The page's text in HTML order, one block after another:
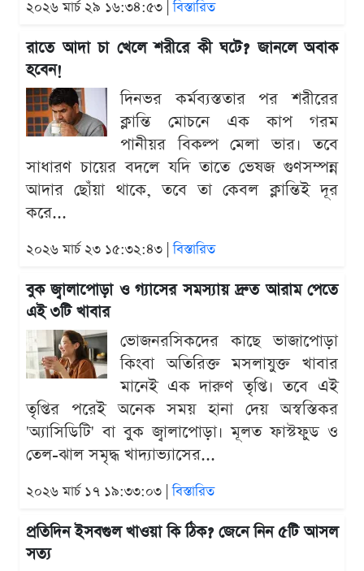
২০২৬ মার্চ ২৯ ১৬:৩৪:৫৩ |বিস্তারিত
রাতে আদা চা খেলে শরীরে কী ঘটে? জানলে অবাক
হবেন!
দিনভর কর্মব্যস্ততার পর শরীরের
ক্লান্তি মোচনে এক কাপ গরম
পানীয়র বিকল্প মেলা ভার। তবে
সাধারণ চায়ের বদলে যদি তাতে ভেষজ গুণসম্পন্ন
আদার ছোঁয়া থাকে, তবে তা কেবল ক্লান্তিই দূর
করে...
২০২৬ মার্চ ২৩ ১৫:৩২:৪৩ |বিস্তারিত
বুক জ্বালাপোড়া ও গ্যাসের সমস্যায় দ্রুত আরাম পেতে
এই ৩টি খাবার
ভোজনরসিকদের কাছে ভাজাপোড়া
কিংবা অতিরিক্ত মসলাযুক্ত খাবার
মানেই এক দারুণ তৃপ্তি। তবে এই
তৃপ্তির পরেই অনেক সময় হানা দেয় অস্বস্তিকর
'অ্যাসিডিটি' বা বুক জ্বালাপোড়া। মূলত ফাস্টফুড ও
তেল-ঝাল সমৃদ্ধ খাদ্যাভ্যাসের...
২০২৬ মার্চ ১৭ ১৯:৩৩:০৩ |বিস্তারিত
প্রতিদিন ইসবগুল খাওয়া কি ঠিক? জেনে নিন ৫টি আসল
সত্য